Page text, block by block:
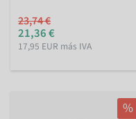
23,74 €
21,36 €
17,95 EUR más IVA
%